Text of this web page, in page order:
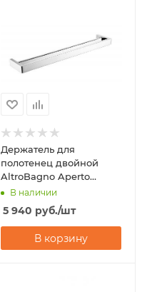
Держатель для
полотенец двойной
AltroBagno Aperto
081404 Cr
В наличии
5 940 руб./шт
В корзину